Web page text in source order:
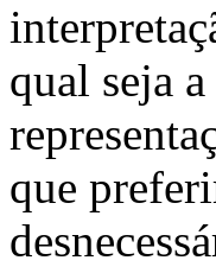
qual seja
que